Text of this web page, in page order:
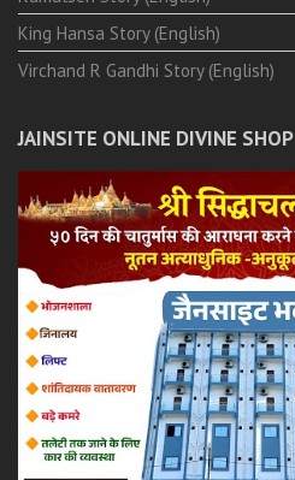
King Hansa Story (English)
Virchand R Gandhi Story (English)
JAINSITE ONLINE DIVINE SHOP